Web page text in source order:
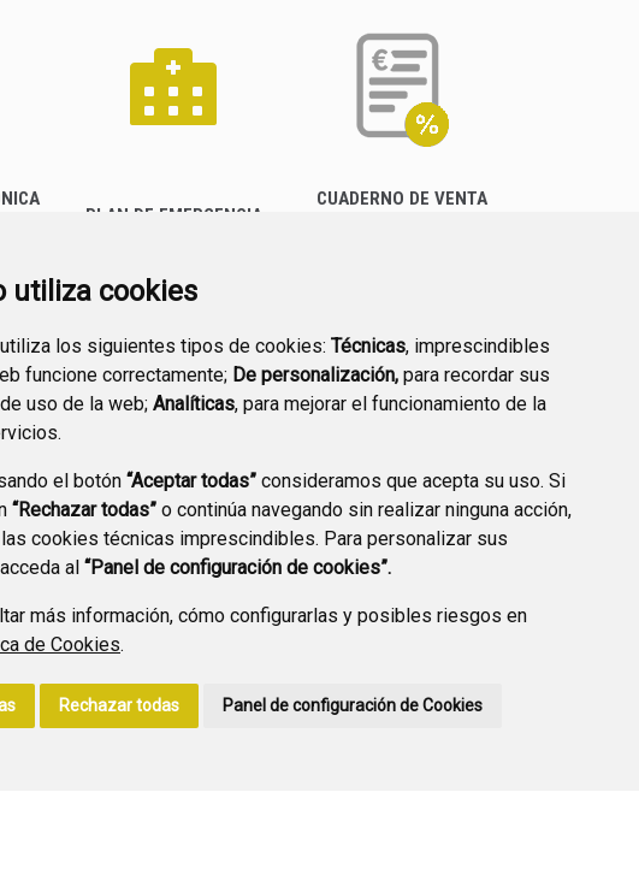
utiliza cookies
los siguientes tipos de cookies: Técnicas, imprescindibles
funcione correctamente; De personalización, para recordar sus
uso de la web; Analíticas, para mejorar el funcionamiento de la
el botón “Aceptar todas” consideramos que acepta su uso. Si
“Rechazar todas” o continúa navegando sin realizar ninguna acción,
las cookies técnicas imprescindibles. Para personalizar sus
al “Panel de configuración de cookies”.
más información, cómo configurarlas y posibles riesgos en
de Cookies.
Rechazar todas Panel de configuración de Cookies
PLAN DE EMERGENCIA
CUADERNO DE VENTA
PREGUNTAS
FRECUENTES
PLAN DE ACCIÓN LOCAL
2030